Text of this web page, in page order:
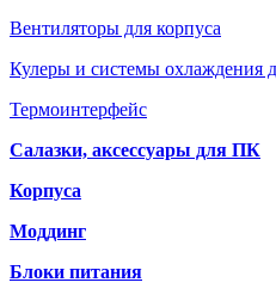
Вентиляторы для корпуса
Кулеры и системы охлаждения
Термоинтерфейс
Салазки, аксессуары для ПК
Корпуса
Моддинг
Блоки питания